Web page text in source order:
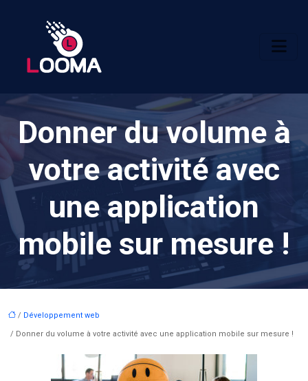
Donner du volume à
votre activité avec
une application
mobile sur mesure !
/ Développement web
/ Donner du volume à votre activité avec une application mobile sur mesure !